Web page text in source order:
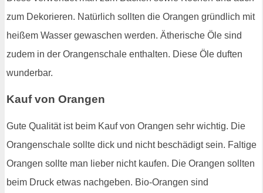
zum Dekorieren. Natürlich sollten die Orangen gründlich mit
heißem Wasser gewaschen werden. Ätherische Öle sind
zudem in der Orangenschale enthalten. Diese Öle duften
wunderbar.
Kauf von Orangen
Gute Qualität ist beim Kauf von Orangen sehr wichtig. Die
Orangenschale sollte dick und nicht beschädigt sein. Faltige
Orangen sollte man lieber nicht kaufen. Die Orangen sollten
beim Druck etwas nachgeben. Bio-Orangen sind